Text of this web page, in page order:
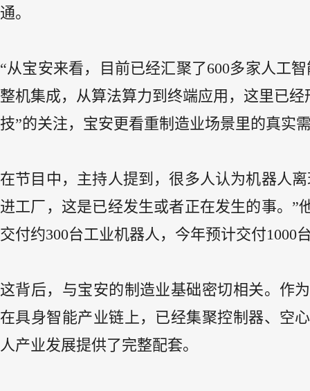
通。
“从宝安来看，目前已经汇聚了600多家人工
整机集成，从算法算力到终端应用，这里已
技”的关注，宝安更看重制造业场景里的真实
在节目中，主持人提到，很多人认为机器人
进工厂，这是已经发生或者正在发生的事。
交付约300台工业机器人，今年预计交付
这背后，与宝安的制造业基础密切相关。作
在具身智能产业链上，已经集聚控制器、空
人产业发展提供了完整配套。